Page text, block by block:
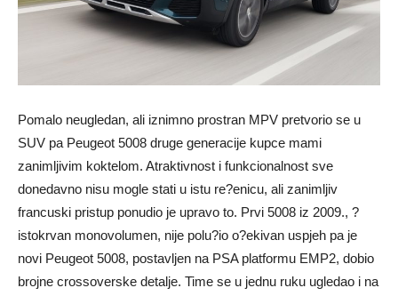
Pomalo neugledan, ali iznimno prostran MPV pretvorio se u
SUV pa Peugeot 5008 druge generacije kupce mami
zanimljivim koktelom. Atraktivnost i funkcionalnost sve
donedavno nisu mogle stati u istu re?enicu, ali zanimljiv
francuski pristup ponudio je upravo to. Prvi 5008 iz 2009., ?
istokrvan monovolumen, nije polu?io o?ekivan uspjeh pa je
novi Peugeot 5008, postavljen na PSA platformu EMP2, dobio
brojne crossoverske detalje. Time se u jednu ruku ugledao i na